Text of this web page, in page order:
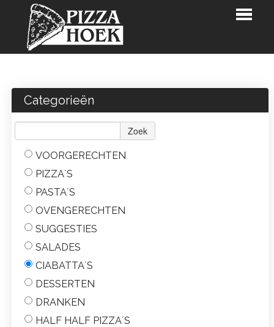
BESTELLEN
RESERVATIES
PIZZARETTE
KLANTENKAART
LOGIN
CONTACT
Categorieën
Zoek
VOORGERECHTEN
PIZZA´S
PASTA´S
OVENGERECHTEN
SUGGESTIES
SALADES
CIABATTA´S
DESSERTEN
DRANKEN
HALF HALF PIZZA´S